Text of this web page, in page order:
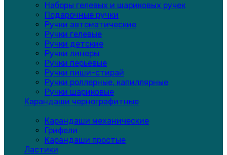
Наборы гелевых и шариковых ручек
Подарочные ручки
Ручки автоматические
Ручки гелевые
Ручки детские
Ручки линеры
Ручки перьевые
Ручки пиши-стирай
Ручки роллерные, капиллярные
Ручки шариковые
Карандаши чернографитные
Карандаши механические
Грифели
Карандаши простые
Ластики